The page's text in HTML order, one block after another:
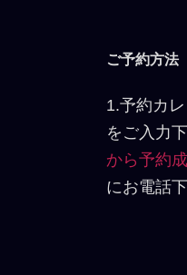
ご予約方法
1.予約カ
をご入力
から予約
にお電話